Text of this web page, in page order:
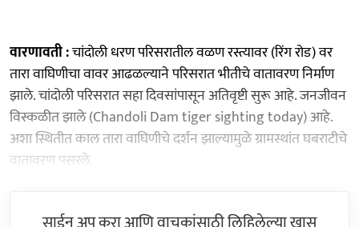
वारणावती :चांदोली धरण परिसरातील वळण रस्त्यावर (रिंग रोड) वर
तारा वाघिणीचा वावर आढळल्याने परिसरात भीतीचे वातावरण निर्माण
झाले. चांदोली परिसरात सहा दिवसांपासून अतिवृष्टी सुरू आहे. जनजीवन
विस्कळीत झाले (Chandoli Dam tiger sighting today) आहे.
अशा स्थितीत काल तारा वाघिणीचे दर्शन झाल्यामुळे ग्रामस्थांत घबराटीचे
वातावरण पसरले.